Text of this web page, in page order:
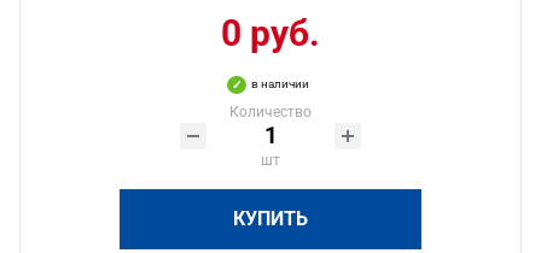
0 руб.
в наличии
Количество
шт
КУПИТЬ